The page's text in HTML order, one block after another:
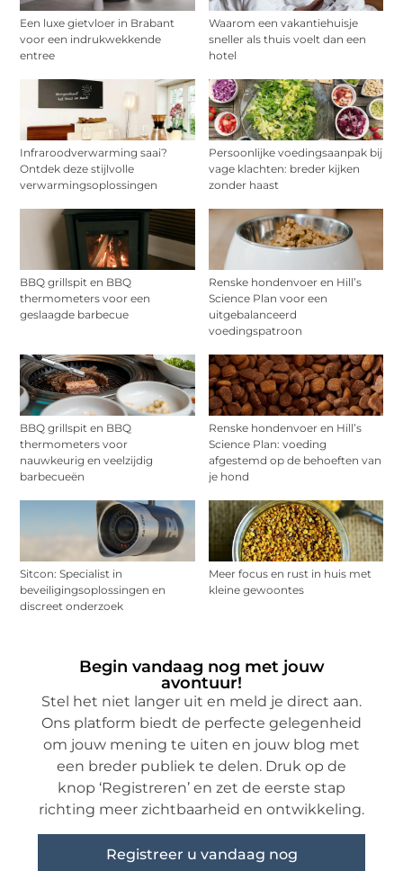
Een luxe gietvloer in Brabant
voor een indrukwekkende
entree
Waarom een vakantiehuisje
sneller als thuis voelt dan een
hotel
Infraroodverwarming saai?
Ontdek deze stijlvolle
verwarmingsoplossingen
Persoonlijke voedingsaanpak bij
vage klachten: breder kijken
zonder haast
BBQ grillspit en BBQ
thermometers voor een
geslaagde barbecue
Renske hondenvoer en Hill’s
Science Plan voor een
uitgebalanceerd
voedingspatroon
BBQ grillspit en BBQ
thermometers voor
nauwkeurig en veelzijdig
barbecueën
Renske hondenvoer en Hill’s
Science Plan: voeding
afgestemd op de behoeften van
je hond
Sitcon: Specialist in
beveiligingsoplossingen en
discreet onderzoek
Meer focus en rust in huis met
kleine gewoontes
Begin vandaag nog met jouw
avontuur!
Stel het niet langer uit en meld je direct aan.
Ons platform biedt de perfecte gelegenheid
om jouw mening te uiten en jouw blog met
een breder publiek te delen. Druk op de
knop ‘Registreren’ en zet de eerste stap
richting meer zichtbaarheid en ontwikkeling.
Registreer u vandaag nog